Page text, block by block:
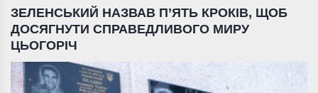
ЗЕЛЕНСЬКИЙ НАЗВАВ П’ЯТЬ КРОКІВ, ЩОБ
ДОСЯГНУТИ СПРАВЕДЛИВОГО МИРУ
ЦЬОГОРІЧ